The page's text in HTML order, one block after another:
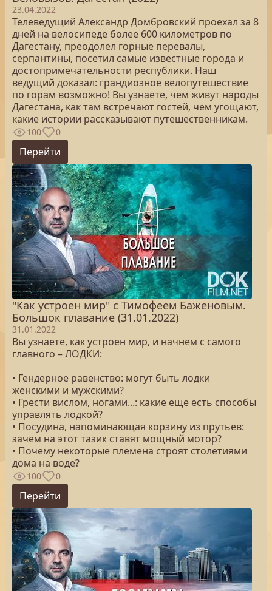
23.04.2022
Телеведущий Александр Домбровский проехал за 8
дней на велосипеде более 600 километров по
Дагестану, преодолел горные перевалы,
серпантины, посетил самые известные города и
достопримечательности республики. Наш
ведущий доказал: грандиозное велопутешествие
по горам возможно! Вы узнаете, чем живут народы
Дагестана, как там встречают гостей, чем угощают,
какие истории рассказывают путешественникам.
100 0
Перейти
"Как устроен мир" с Тимофеем Баженовым.
Большок плавание (31.01.2022)
31.01.2022
Вы узнаете, как устроен мир, и начнем с самого
главного – ЛОДКИ:
• Гендерное равенство: могут быть лодки
женскими и мужскими?
• Грести вислом, ногами...: какие еще есть способы
управлять лодкой?
• Посудина, напоминающая корзину из прутьев:
зачем на этот тазик ставят мощный мотор?
• Почему некоторые племена строят столетиями
дома на воде?
100 0
Перейти